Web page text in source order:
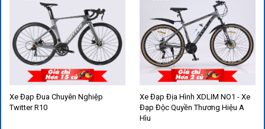
Xe Đạp Đua Chuyên Nghiệp
Twitter R10
Xe Đạp Địa Hình XDLIM NO1 - Xe
Đạp Độc Quyền Thương Hiệu A
Hìu